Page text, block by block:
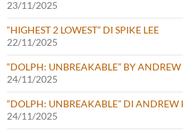
23/11/2025
“HIGHEST 2 LOWEST” DI SPIKE LEE
22/11/2025
“DOLPH: UNBREAKABLE” BY
24/11/2025
“DOLPH: UNBREAKABLE” DI ANDREW
24/11/2025